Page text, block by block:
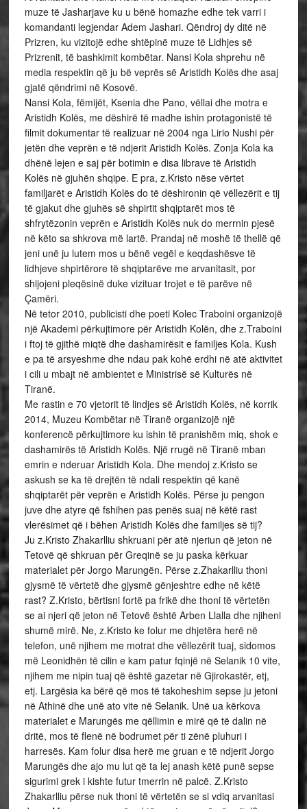
muze të Jasharjave ku u bënë homazhe edhe tek varri i
komandanti legjendar Adem Jashari. Qëndroj dy ditë në
Prizren, ku vizitojë edhe shtëpinë muze të Lidhjes së
Prizrenit, të bashkimit kombëtar. Nansi Kola shprehu në
media respektin që ju bë veprës së Aristidh Kolës dhe asaj
gjatë qëndrimi në Kosovë.
Nansi Kola, fëmijët, Ksenia dhe Pano, vëllai dhe motra e
Aristidh Kolës, me dëshirë të madhe ishin protagonistë të
filmit dokumentar të realizuar në 2004 nga Lirio Nushi për
jetën dhe veprën e të ndjerit Aristidh Kolës. Zonja Kola ka
dhënë lejen e saj për botimin e disa librave të Aristidh
Kolës në gjuhën shqipe. E pra, z.Kristo nëse vërtet
familjarët e Aristidh Kolës do të dëshironin që vëllezërit e tij
të gjakut dhe gjuhës së shpirtit shqiptarët mos të
shfrytëzonin veprën e Aristidh Kolës nuk do merrnin pjesë
në këto sa shkrova më lartë. Prandaj në moshë të thellë që
jeni unë ju lutem mos u bënë vegël e keqdashësve të
lidhjeve shpirtërore të shqiptarëve me arvanitasit, por
shijojeni pleqësinë duke vizituar trojet e të parëve në
Çamëri.
Në tetor 2010, publicisti dhe poeti Kolec Traboini organizojë
një Akademi përkujtimore për Aristidh Kolën, dhe z.Traboini
i ftoj të gjithë miqtë dhe dashamirësit e familjes Kola. Kush
e pa të arsyeshme dhe ndau pak kohë erdhi në atë aktivitet
i cili u mbajt në ambientet e Ministrisë së Kulturës në
Tiranë.
Me rastin e 70 vjetorit të lindjes së Aristidh Kolës, në korrik
2014, Muzeu Kombëtar në Tiranë organizojë një
konferencë përkujtimore ku ishin të pranishëm miq, shok e
dashamirës të Aristidh Kolës. Një rrugë në Tiranë mban
emrin e nderuar Aristidh Kola. Dhe mendoj z.Kristo se
askush se ka të drejtën të ndali respektin që kanë
shqiptarët për veprën e Aristidh Kolës. Përse ju pengon
juve dhe atyre që fshihen pas penës suaj në këtë rast
vlerësimet që i bëhen Aristidh Kolës dhe familjes së tij?
Ju z.Kristo Zhakarlliu shkruani për atë njeriun që jeton në
Tetovë që shkruan për Greqinë se ju paska kërkuar
materialet për Jorgo Marungën. Përse z.Zhakarlliu thoni
gjysmë të vërtetë dhe gjysmë gënjeshtre edhe në këtë
rast? Z.Kristo, bërtisni fortë pa frikë dhe thoni të vërtetën
se ai njeri që jeton në Tetovë është Arben Llalla dhe njiheni
shumë mirë. Ne, z.Kristo ke folur me dhjetëra herë në
telefon, unë njihem me motrat dhe vëllezërit tuaj, sidomos
më Leonidhën të cilin e kam patur fqinjë në Selanik 10 vite,
njihem me nipin tuaj që është gazetar në Gjirokastër, etj,
etj. Largësia ka bërë që mos të takoheshim sepse ju jetoni
në Athinë dhe unë ato vite në Selanik. Unë ua kërkova
materialet e Marungës me qëllimin e mirë që të dalin në
dritë, mos të flenë në bodrumet për ti zënë pluhuri i
harresës. Kam folur disa herë me gruan e të ndjerit Jorgo
Marungës dhe ajo mu lut që ta lej anash këtë punë sepse
sigurimi grek i kishte futur tmerrin në palcë. Z.Kristo
Zhakarlliu përse nuk thoni të vërtetën se si vdiq arvanitasi